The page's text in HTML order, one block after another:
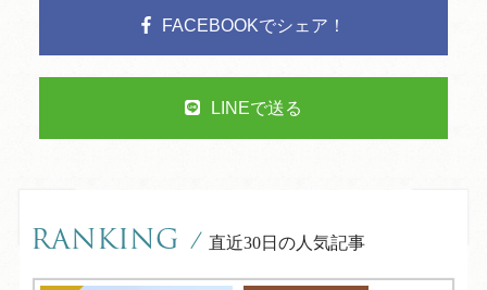
FACEBOOKでシェア！
LINEで送る
RANKING / 直近30日の人気記事